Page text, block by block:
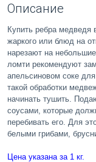
Описание
Купить ребра медведя
жаркого или блюд на
нарезают на
ломти рекомендуют
апельсиновом соке
такой обработки
начинать тушить.
соусами, которые
перебивать его. Для
белыми грибами,
Цена указана за 1 кг.